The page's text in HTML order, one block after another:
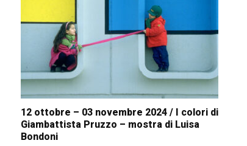
12 ottobre – 03 novembre 2024 / I colori di
Giambattista Pruzzo – mostra di Luisa
Bondoni